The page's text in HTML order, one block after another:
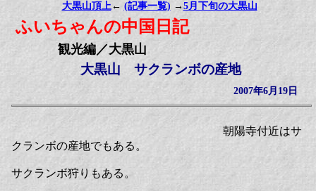
大黒山頂上← (記事一覧) →5月下旬の大黒山
ふいちゃんの中国日記
観光編／大黒山
大黒山 サクランボの産地
2007年6月19日
朝陽寺付近はサ
クランボの産地でもある。
サクランボ狩りもある。